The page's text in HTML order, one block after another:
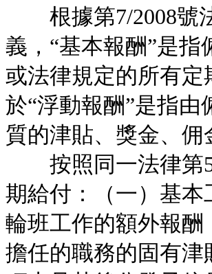
根據第7/2008號法
義，“基本報酬”是
或法律規定的所有
於“浮動報酬”是指
質的津貼、獎金、
按照同一法律第
期給付：（一）基
輪班工作的額外報
擔任的職務的固有